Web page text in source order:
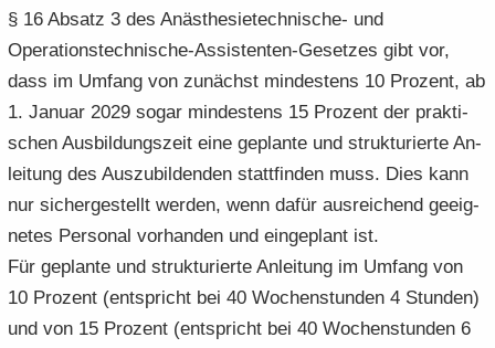
§ 16 Ab­satz 3 des Anästhesietechnische-​ und
Operationstechnische-​Assistenten-Gesetzes gibt vor,
dass im Um­fang von zu­nächst min­des­tens 10 Pro­zent, ab
1. Ja­nu­ar 2029 sogar min­des­tens 15 Pro­zent der prak­ti­
schen Aus­bil­dungs­zeit eine ge­plan­te und struk­tu­rier­te An­
lei­tung des Aus­zu­bil­den­den statt­fin­den muss. Dies kann
nur si­cher­ge­stellt wer­den, wenn dafür aus­rei­chend ge­eig­
ne­tes Per­so­nal vor­han­den und ein­ge­plant ist.
Für ge­plan­te und struk­tu­rier­te An­lei­tung im Um­fang von
10 Pro­zent (ent­spricht bei 40 Wo­chen­stun­den 4 Stun­den)
und von 15 Pro­zent (ent­spricht bei 40 Wo­chen­stun­den 6